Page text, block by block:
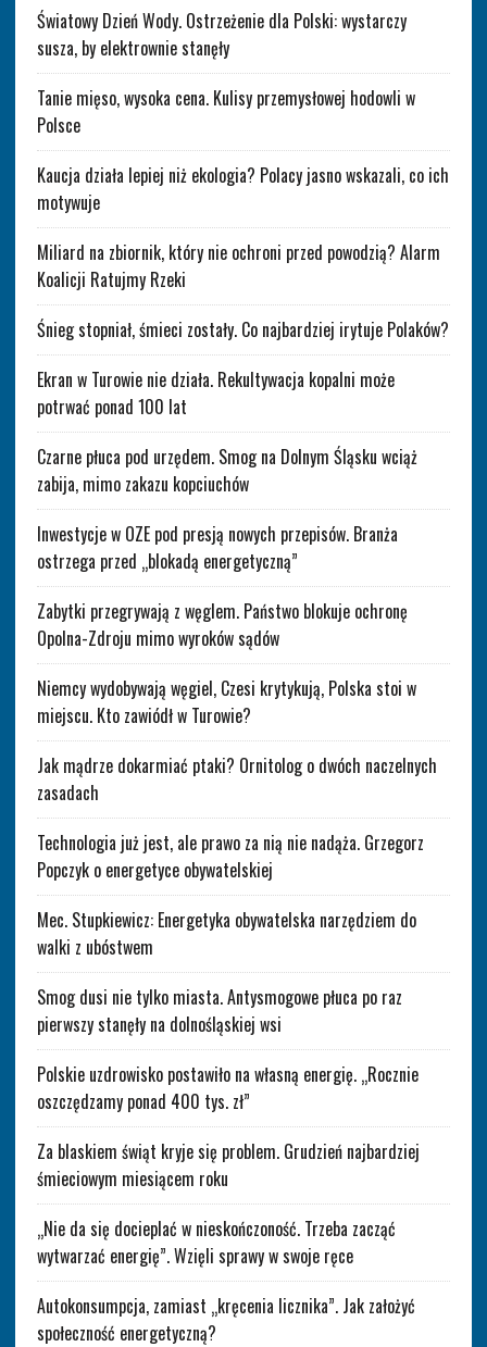
Światowy Dzień Wody. Ostrzeżenie dla Polski: wystarczy
susza, by elektrownie stanęły
Tanie mięso, wysoka cena. Kulisy przemysłowej hodowli w
Polsce
Kaucja działa lepiej niż ekologia? Polacy jasno wskazali, co ich
motywuje
Miliard na zbiornik, który nie ochroni przed powodzią? Alarm
Koalicji Ratujmy Rzeki
Śnieg stopniał, śmieci zostały. Co najbardziej irytuje Polaków?
Ekran w Turowie nie działa. Rekultywacja kopalni może
potrwać ponad 100 lat
Czarne płuca pod urzędem. Smog na Dolnym Śląsku wciąż
zabija, mimo zakazu kopciuchów
Inwestycje w OZE pod presją nowych przepisów. Branża
ostrzega przed „blokadą energetyczną”
Zabytki przegrywają z węglem. Państwo blokuje ochronę
Opolna-Zdroju mimo wyroków sądów
Niemcy wydobywają węgiel, Czesi krytykują, Polska stoi w
miejscu. Kto zawiódł w Turowie?
Jak mądrze dokarmiać ptaki? Ornitolog o dwóch naczelnych
zasadach
Technologia już jest, ale prawo za nią nie nadąża. Grzegorz
Popczyk o energetyce obywatelskiej
Mec. Stupkiewicz: Energetyka obywatelska narzędziem do
walki z ubóstwem
Smog dusi nie tylko miasta. Antysmogowe płuca po raz
pierwszy stanęły na dolnośląskiej wsi
Polskie uzdrowisko postawiło na własną energię. „Rocznie
oszczędzamy ponad 400 tys. zł”
Za blaskiem świąt kryje się problem. Grudzień najbardziej
śmieciowym miesiącem roku
„Nie da się docieplać w nieskończoność. Trzeba zacząć
wytwarzać energię”. Wzięli sprawy w swoje ręce
Autokonsumpcja, zamiast „kręcenia licznika”. Jak założyć
społeczność energetyczną?